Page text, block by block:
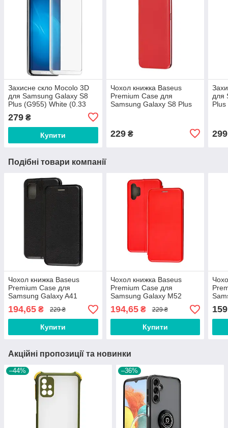
Захисне скло Mocolo 3D
для Samsung Galaxy S8
Plus (G955) White (0.33
279 ₴
Купити
Чохол книжка Baseus
Premium Case для
Samsung Galaxy S8 Plus
229₴
для
299
Подібні товари компанії
Чохол книжка Baseus
Premium Case для
Samsung Galaxy A41
(2020) A415 Black
194,65 ₴ 229 ₴
Купити
Чохол книжка Baseus
Premium Case для
Samsung Galaxy M52
(2021) M526 Red
194,65₴ 229 ₴
Купити
159
Акційні пропозиції та новинки
–44% –36%